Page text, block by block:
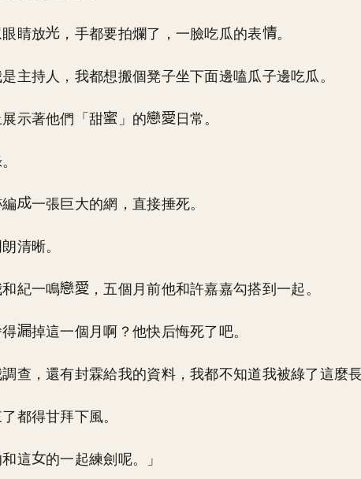
睛放 ，手都要拍爛了，一臉吃瓜的表 。
主持人，我都想搬個凳子坐下面邊嗑瓜子邊吃瓜。
示著他們「甜 」的 日常。
一張巨大的網，直接捶死。
清晰。
紀一鳴 ，五個月前他和許嘉嘉勾搭到一起。
掉這一個月啊？他快后悔死了吧。
查，還有封霖給我的資料，我都不知道我被綠了這麼
都得甘拜下風。
和這 的一起練劍呢。」